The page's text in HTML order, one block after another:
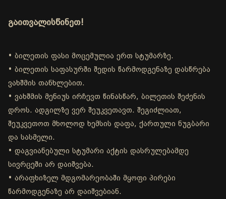
გაითვალისწინეთ!
• ბილეთის ფასი მოცემულია ერთ სტუმარზე.
• ბილეთის საფასურში შედის წარმოდგენაზე დასწრება
ვახშმის თანხლებით.
• ვახშმის მენიუს ირჩევთ წინასწარ, ბილეთის შეძენის
დროს. ადგილზე ვერ შეუკვეთავთ. შეგიძლიათ,
შეუკვეთოთ მხოლოდ ხემსის დაფა, ქართული ნუგბარი
და სასმელი.
• დაგვიანებული სტუმარი აქტის დასრულებამდე
სივრცეში არ დაიშვება.
• არაფხიზელ მდგომარეობაში მყოფი პირები
წარმოდგენაზე არ დაიშვებიან.